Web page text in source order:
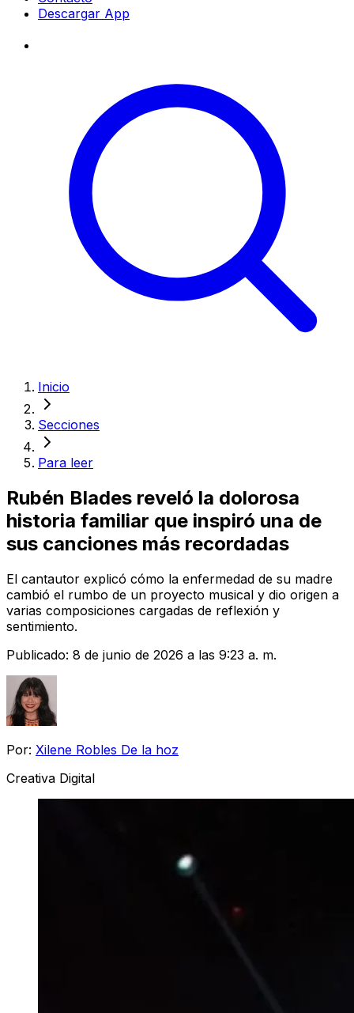
Descargar App
Inicio
Secciones
Para leer
Rubén Blades reveló la dolorosa
historia familiar que inspiró una de
sus canciones más recordadas
El cantautor explicó cómo la enfermedad de su madre
cambió el rumbo de un proyecto musical y dio origen a
varias composiciones cargadas de reflexión y
sentimiento.
Publicado: 8 de junio de 2026 a las 9:23 a. m.
Por: Xilene Robles De la hoz
Creativa Digital